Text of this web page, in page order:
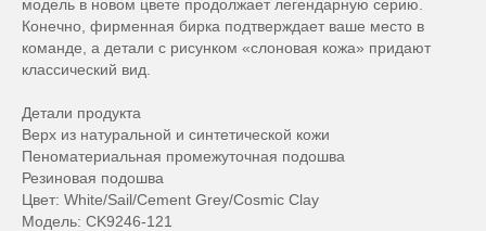
модель в новом цвете продолжает легендарную серию.
Конечно, фирменная бирка подтверждает ваше место в
команде, а детали с рисунком «слоновая кожа» придают
классический вид.
Детали продукта
Верх из натуральной и синтетической кожи
Пеноматериальная промежуточная подошва
Резиновая подошва
Цвет: White/Sail/Cement Grey/Cosmic Clay
Модель: CK9246-121